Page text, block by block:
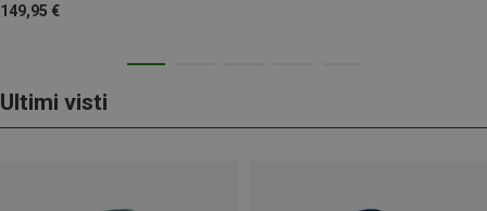
149,95 €
Ultimi visti